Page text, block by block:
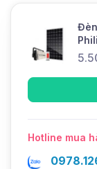
Bảo hành
Thời gian sạc
Thời gian
Chức năng
Hotline mua